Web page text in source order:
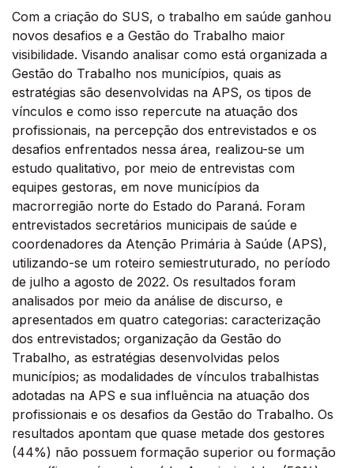
Com a criação do SUS, o trabalho em saúde ganhou
novos desafios e a Gestão do Trabalho maior
visibilidade. Visando analisar como está organizada a
Gestão do Trabalho nos municípios, quais as
estratégias são desenvolvidas na APS, os tipos de
vínculos e como isso repercute na atuação dos
profissionais, na percepção dos entrevistados e os
desafios enfrentados nessa área, realizou-se um
estudo qualitativo, por meio de entrevistas com
equipes gestoras, em nove municípios da
macrorregião norte do Estado do Paraná. Foram
entrevistados secretários municipais de saúde e
coordenadores da Atenção Primária à Saúde (APS),
utilizando-se um roteiro semiestruturado, no período
de julho a agosto de 2022. Os resultados foram
analisados por meio da análise de discurso, e
apresentados em quatro categorias: caracterização
dos entrevistados; organização da Gestão do
Trabalho, as estratégias desenvolvidas pelos
municípios; as modalidades de vínculos trabalhistas
adotadas na APS e sua influência na atuação dos
profissionais e os desafios da Gestão do Trabalho. Os
resultados apontam que quase metade dos gestores
(44%) não possuem formação superior ou formação